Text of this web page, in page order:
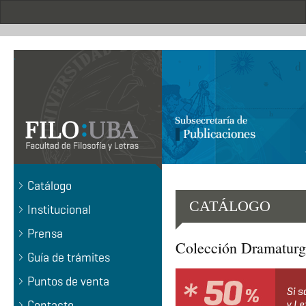
.
Catálogo
Institucional
Prensa
Guía de trámites
Puntos de venta
CATÁLOGO
Colección